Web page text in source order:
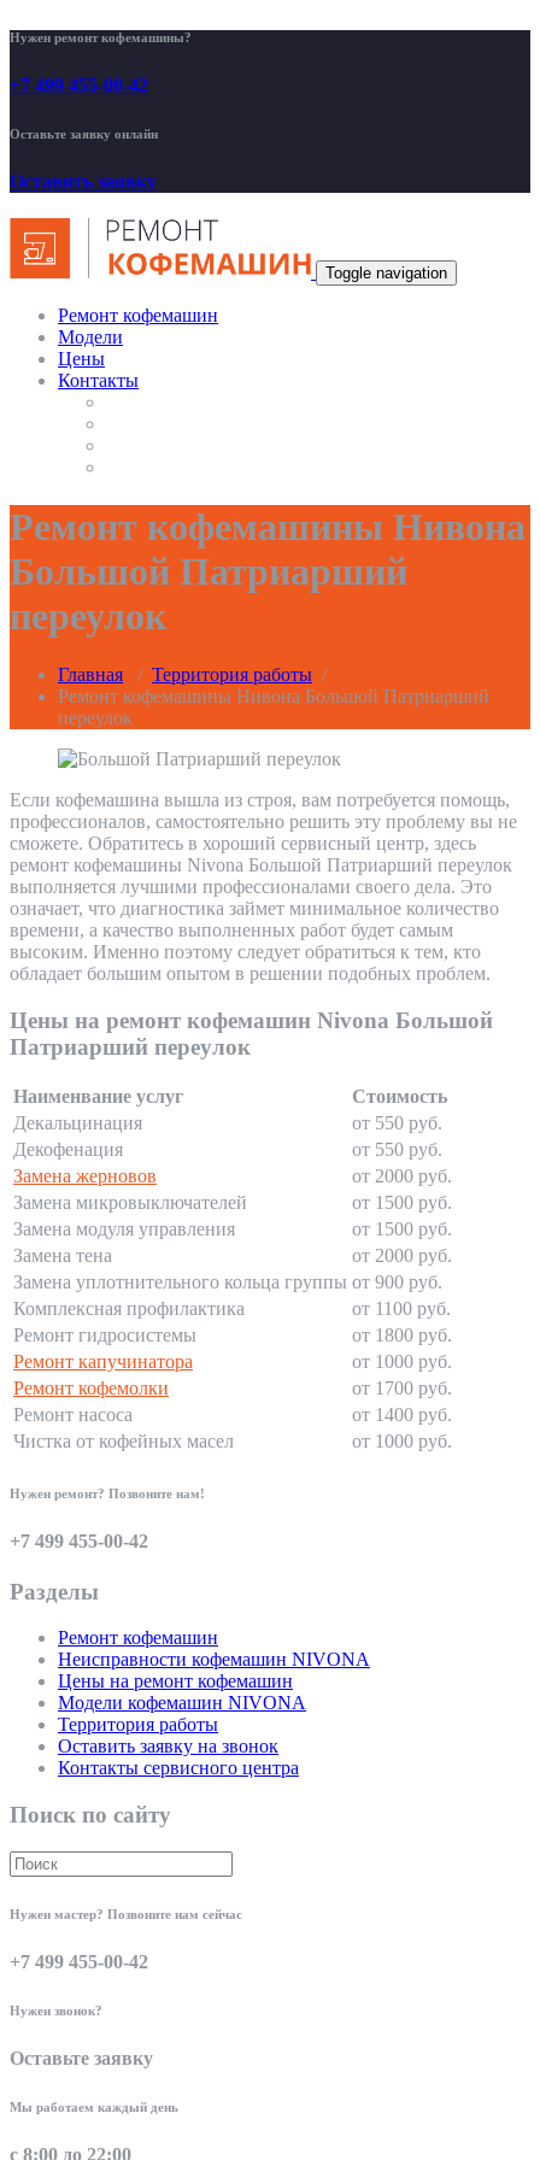
Нужен ремонт кофемашины?
+7 499 455-00-42
Оставьте заявку онлайн
Оставить заявку
Toggle navigation
Ремонт кофемашин
Модели
Цены
Контакты
Ремонт кофемашины Нивона
Большой Патриарший
переулок
Главная / Территория работы /
Ремонт кофемашины Нивона Большой Патриарший
переулок
Если кофемашина вышла из строя, вам потребуется помощь,
профессионалов, самостоятельно решить эту проблему вы не
сможете. Обратитесь в хороший сервисный центр, здесь
ремонт кофемашины Nivona Большой Патриарший переулок
выполняется лучшими профессионалами своего дела. Это
означает, что диагностика займет минимальное количество
времени, а качество выполненных работ будет самым
высоким. Именно поэтому следует обратиться к тем, кто
обладает большим опытом в решении подобных проблем.
Цены на ремонт кофемашин Nivona Большой
Патриарший переулок
Наименвание услуг
Стоимость
Декальцинация
от 550 руб.
Декофенация
от 550 руб.
Замена жерновов
от 2000 руб.
Замена микровыключателей
от 1500 руб.
Замена модуля управления
от 1500 руб.
Замена тена
от 2000 руб.
Замена уплотнительного кольца группы от 900 руб.
Комплексная профилактика
от 1100 руб.
Ремонт гидросистемы
от 1800 руб.
Ремонт капучинатора
от 1000 руб.
Ремонт кофемолки
от 1700 руб.
Ремонт насоса
от 1400 руб.
Чистка от кофейных масел
от 1000 руб.
Нужен ремонт? Позвоните нам!
+7 499 455-00-42
Разделы
Ремонт кофемашин
Неисправности кофемашин NIVONA
Цены на ремонт кофемашин
Модели кофемашин NIVONA
Территория работы
Оставить заявку на звонок
Контакты сервисного центра
Поиск по сайту
Нужен мастер? Позвоните нам сейчас
+7 499 455-00-42
Нужен звонок?
Оставьте заявку
Мы работаем каждый день
с 8:00 до 22:00